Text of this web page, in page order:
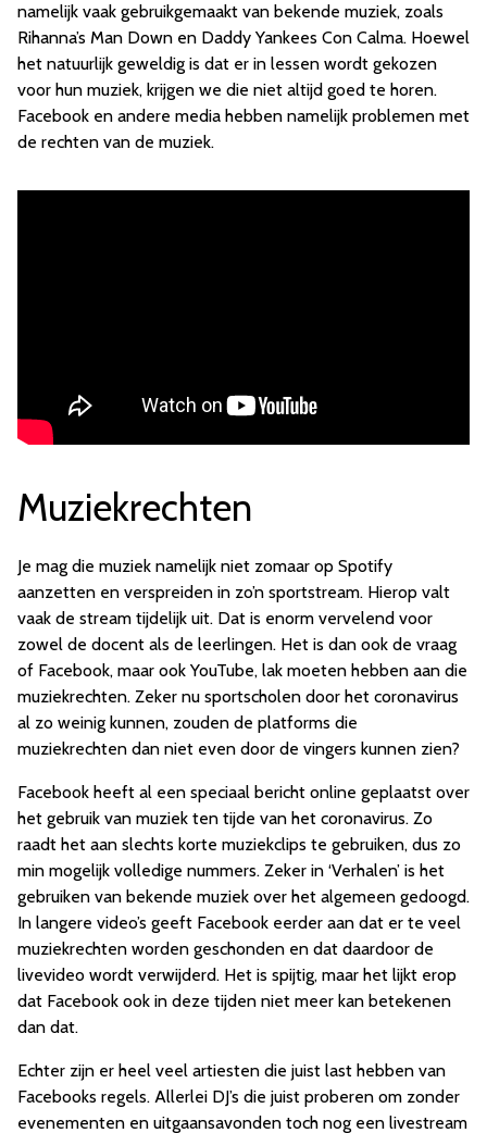
namelijk vaak gebruikgemaakt van bekende muziek, zoals
Rihanna’s Man Down en Daddy Yankees Con Calma. Hoewel
het natuurlijk geweldig is dat er in lessen wordt gekozen
voor hun muziek, krijgen we die niet altijd goed te horen.
Facebook en andere media hebben namelijk problemen met
de rechten van de muziek.
Muziekrechten
Je mag die muziek namelijk niet zomaar op Spotify
aanzetten en verspreiden in zo’n sportstream. Hierop valt
vaak de stream tijdelijk uit. Dat is enorm vervelend voor
zowel de docent als de leerlingen. Het is dan ook de vraag
of Facebook, maar ook YouTube, lak moeten hebben aan die
muziekrechten. Zeker nu sportscholen door het coronavirus
al zo weinig kunnen, zouden de platforms die
muziekrechten dan niet even door de vingers kunnen zien?
Facebook heeft al een speciaal bericht online geplaatst over
het gebruik van muziek ten tijde van het coronavirus. Zo
raadt het aan slechts korte muziekclips te gebruiken, dus zo
min mogelijk volledige nummers. Zeker in ‘Verhalen’ is het
gebruiken van bekende muziek over het algemeen gedoogd.
In langere video’s geeft Facebook eerder aan dat er te veel
muziekrechten worden geschonden en dat daardoor de
livevideo wordt verwijderd. Het is spijtig, maar het lijkt erop
dat Facebook ook in deze tijden niet meer kan betekenen
dan dat.
Echter zijn er heel veel artiesten die juist last hebben van
Facebooks regels. Allerlei DJ’s die juist proberen om zonder
evenementen en uitgaansavonden toch nog een livestream